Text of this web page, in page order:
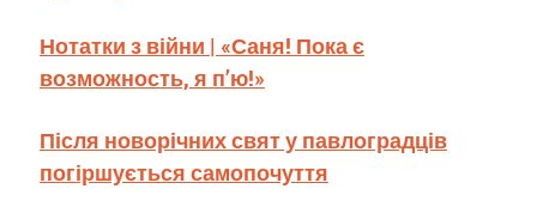
Нотатки з війни | «Саня! Пока є
возможность, я п’ю!»
Після новорічних свят у павлоградців
погіршується самопочуття